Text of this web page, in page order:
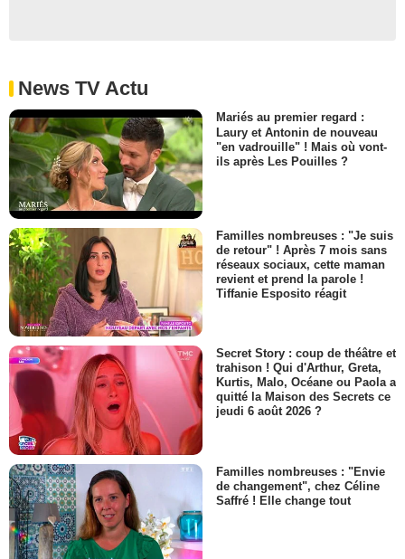
News TV Actu
Mariés au premier regard :
Laury et Antonin de nouveau
"en vadrouille" ! Mais où vont-
ils après Les Pouilles ?
Familles nombreuses : "Je suis
de retour" ! Après 7 mois sans
réseaux sociaux, cette maman
revient et prend la parole !
Tiffanie Esposito réagit
Secret Story : coup de théâtre et
trahison ! Qui d'Arthur, Greta,
Kurtis, Malo, Océane ou Paola a
quitté la Maison des Secrets ce
jeudi 6 août 2026 ?
Familles nombreuses : "Envie
de changement", chez Céline
Saffré ! Elle change tout